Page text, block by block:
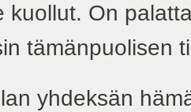
kuollut. On
tämänpuolisen
yhdeksän